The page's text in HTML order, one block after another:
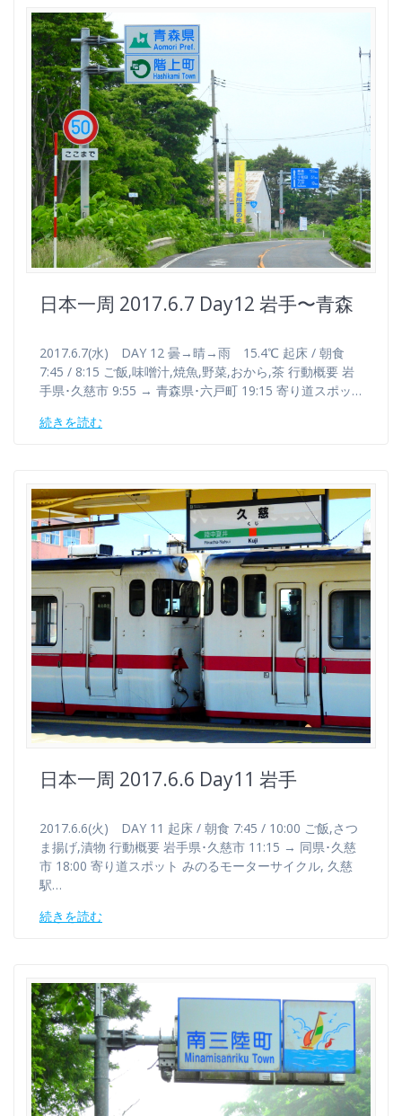
日本一周 2017.6.7 Day12 岩手〜青森
2017.6.7(水) DAY 12 曇→晴→雨 15.4℃ 起床 / 朝食
7:45 / 8:15 ご飯,味噌汁,焼魚,野菜,おから,茶 行動概要 岩
手県･久慈市 9:55 → 青森県･六戸町 19:15 寄り道スポッ…
続きを読む
日本一周 2017.6.6 Day11 岩手
2017.6.6(火) DAY 11 起床 / 朝食 7:45 / 10:00 ご飯,さつ
ま揚げ,漬物 行動概要 岩手県･久慈市 11:15 → 同県･久慈
市 18:00 寄り道スポット みのるモーターサイクル, 久慈
駅…
続きを読む